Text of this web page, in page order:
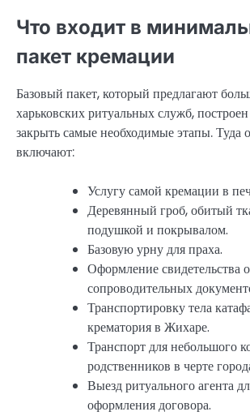
Что входит в
пакет кремации
Базовый пакет, который предлагают
харьковских ритуальных служб,
закрыть самые необходимые этапы. Туда
включают:
Услугу самой кремации в
Деревянный гроб, обитый
подушкой и покрывалом.
Базовую урну для праха.
Оформление свидетельства
сопроводительных
Транспортировку тела
крематория в Жихаре.
Транспорт для небольшого
родственников в черте
Выезд ритуального агента
оформления договора.